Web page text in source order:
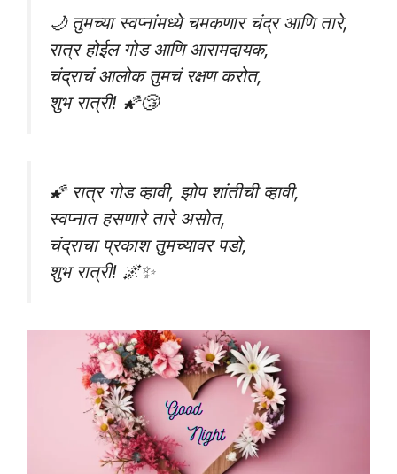
🌙 तुमच्या स्वप्नांमध्ये चमकणार चंद्र आणि तारे,
रात्र होईल गोड आणि आरामदायक,
चंद्राचं आलोक तुमचं रक्षण करोत,
शुभ रात्री! 🌠😴
🌠 रात्र गोड व्हावी, झोप शांतीची व्हावी,
स्वप्नात हसणारे तारे असोत,
चंद्राचा प्रकाश तुमच्यावर पडो,
शुभ रात्री! 🌌✨